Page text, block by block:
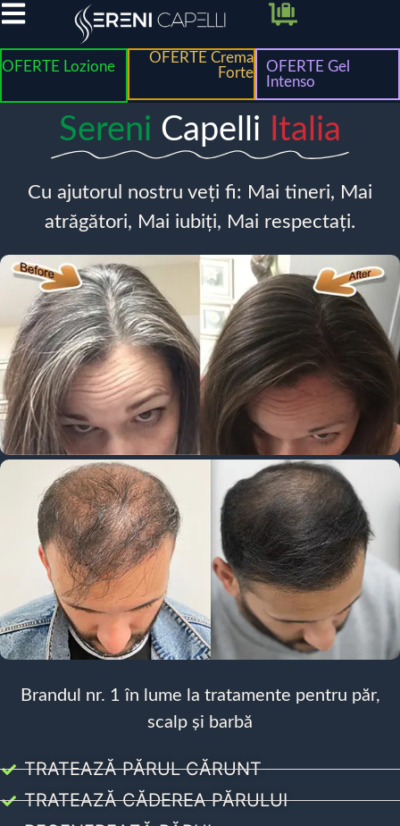
OFERTE Lozione
OFERTE Crema
Forte
OFERTE Gel
Intenso
Sereni Capelli Italia
Cu ajutorul nostru veți fi: Mai tineri, Mai
atrăgători, Mai iubiți, Mai respectați.
Brandul nr. 1 în lume la tratamente pentru păr,
scalp și barbă
TRATEAZĂ PĂRUL CĂRUNT
TRATEAZĂ CĂDEREA PĂRULUI